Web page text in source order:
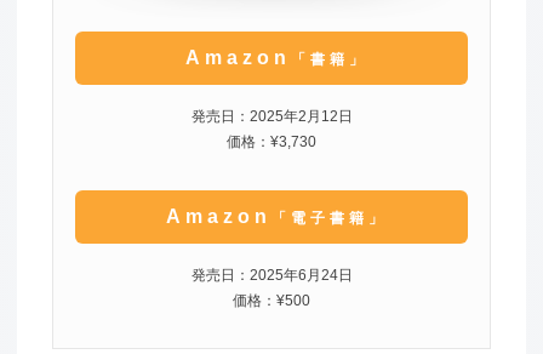
Amazon 「書籍」
発売日：2025年2月12日
価格：¥3,730
Amazon 「電子書籍」
発売日：2025年6月24日
価格：¥500